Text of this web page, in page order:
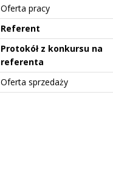
Oferta pracy
Referent
Protokół z konkursu na
referenta
Oferta sprzedaży